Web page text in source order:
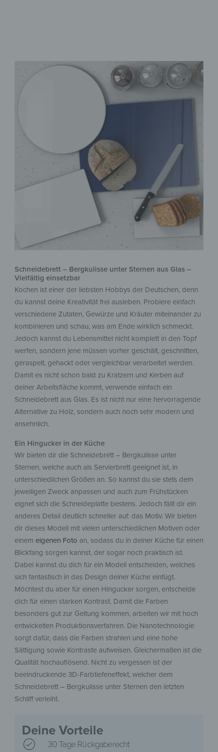
Schneidebrett – Bergkulisse unter Sternen aus Glas –
Vielfältig einsetzbar
Kochen ist einer der liebsten Hobbys der Deutschen, denn
du kannst deine Kreativität frei ausleben. Probiere einfach
verschiedene Zutaten, Gewürze und Kräuter miteinander zu
kombinieren und schau, was am Ende wirklich schmeckt.
Jedoch kannst du Lebensmittel nicht komplett in den Topf
werfen, sondern jene müssen vorher geschält, geschnitten,
geraspelt, gehackt oder vergleichbar verarbeitet werden.
Damit es nicht schon bald zu Kratzern und Kerben auf
deiner Arbeitsfläche kommt, verwende einfach ein
Schneidebrett aus Glas. Es ist nicht nur eine hervorragende
Alternative zu Holz, sondern auch noch sehr modern und
ansehnlich.
Ein Hingucker in der Küche
Wir bieten dir die Schneidebrett – Bergkulisse unter
Sternen, welche auch als Servierbrett geeignet ist, in
unterschiedlichen Größen an. So kannst du sie stets dem
jeweiligen Zweck anpassen und auch zum Frühstücken
eignet sich die Schneideplatte bestens. Jedoch fällt dir ein
anderes Detail deutlich schneller auf: das Motiv. Wir bieten
dir dieses Modell mit vielen unterschiedlichen Motiven oder
einem eigenen Foto an, sodass du in deiner Küche für einen
Blickfang sorgen kannst, der sogar noch praktisch ist.
Dabei kannst du dich für ein Modell entscheiden, welches
sich fantastisch in das Design deiner Küche einfügt.
Möchtest du aber für einen Hingucker sorgen, entscheide
dich für einen starken Kontrast. Damit die Farben
besonders gut zur Geltung kommen, arbeiten wir mit hoch
entwickelten Produktionsverfahren. Die Nanotechnologie
sorgt dafür, dass die Farben strahlen und eine hohe
Sättigung sowie Kontraste aufweisen. Gleichermaßen ist die
Qualität hochauflösend. Nicht zu vergessen ist der
beeindruckende 3D-Farbtiefeneffekt, welcher dem
Schneidebrett – Bergkulisse unter Sternen den letzten
Schliff verleiht.
Deine Vorteile
30 Tage Rückgaberecht